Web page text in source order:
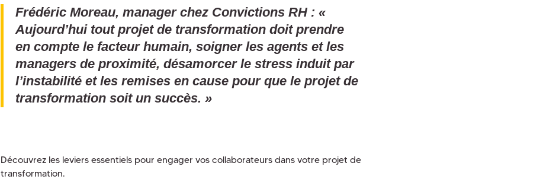
Frédéric Moreau, manager chez Convictions RH: «
Aujourd’hui tout projet de transformation doit prendre
en compte le facteur humain, soigner les agents et les
managers de proximité, désamorcer le stress induit par
l’instabilité et les remises en cause pour que le projet de
transformation soit un succès. »
Découvrez les leviers essentiels pour engager vos collaborateurs dans votre projet de
transformation.